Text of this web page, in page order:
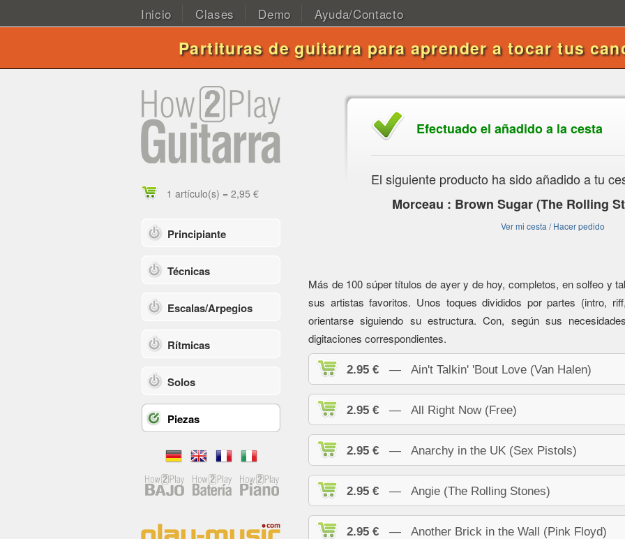
Inicio Clases Demo Ayuda/Contacto
Partituras de guitarra para aprender a tocar tus
1 artículo(s) = 2,95 €
Principiante
Técnicas
Escalas/Arpegios
Rítmicas
Solos
Piezas
Efectuado el añadido a la cesta
El siguiente producto ha sido añadido a tu
Morceau : Brown Sugar (The Rolling
Ver mi cesta / Hacer pedido
Más de 100 súper títulos de ayer y de hoy, completos, en solfeo y
sus artistas favoritos. Unos toques divididos por partes (intro,
orientarse siguiendo su estructura. Con, según sus
digitaciones correspondientes.
2.95 € — Ain't Talkin' 'Bout Love (Van Halen)
2.95 € — All Right Now (Free)
2.95 € — Anarchy in the UK (Sex Pistols)
2.95 € — Angie (The Rolling Stones)
2.95 € — Another Brick in the Wall (Pink Floyd)